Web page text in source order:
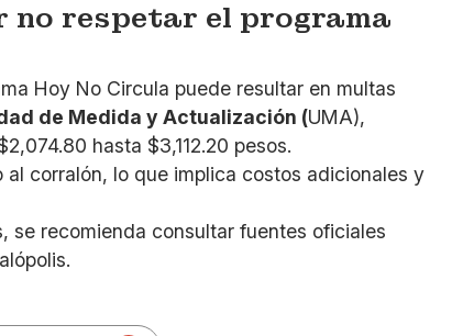
no respetar el programa
Hoy No Circula puede resultar en multas
de Medida y Actualización (UMA),
hasta $3,112.20 pesos.
corralón, lo que implica costos adicionales y
se recomienda consultar fuentes oficiales